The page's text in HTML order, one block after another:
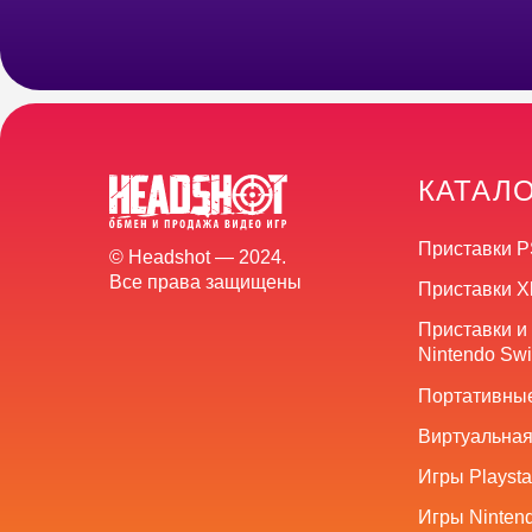
© Headshot — 2024.
Все права защищены
Приставки
Приставки
Nintendo
Приставки
Игры
Игры